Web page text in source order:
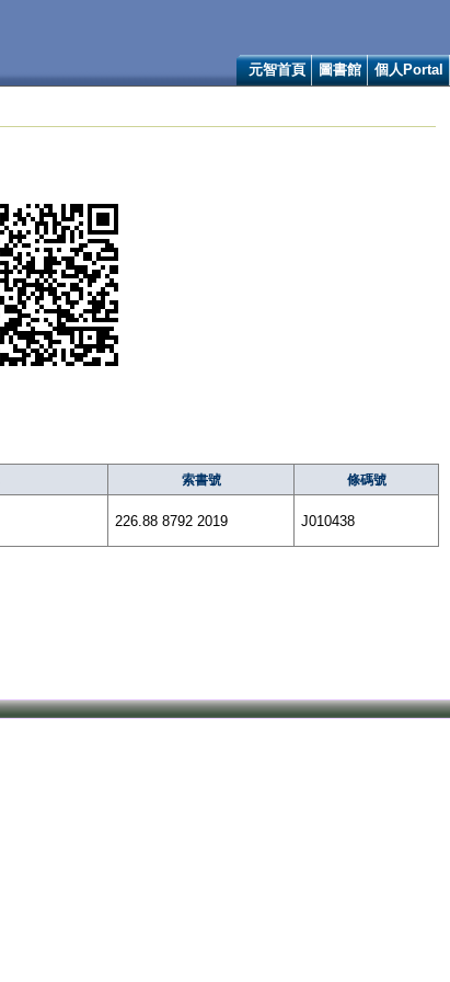
元智首頁 圖書館 個人Portal
索書號 條碼號
226.88 8792 2019 J010438